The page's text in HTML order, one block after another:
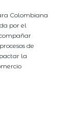
Colombiana
por el
de
la